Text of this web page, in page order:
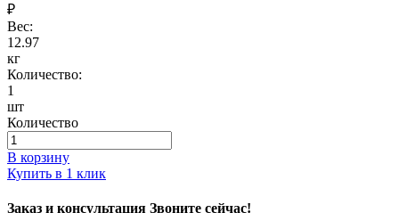
₽
Вес:
12.97
кг
Количество:
1
шт
Количество
В корзину
Купить в 1 клик
Заказ и консультация Звоните сейчас!